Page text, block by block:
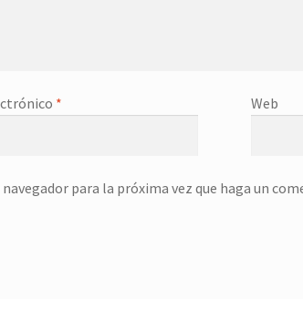
* Web
para la próxima vez que haga un